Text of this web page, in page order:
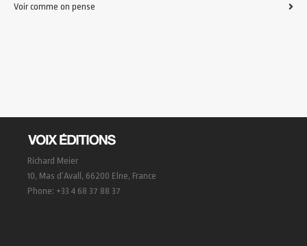
Voir comme on pense
Richard Meier
10, Mas d’Avall, 66200 Elne, France
Phone: +33 4 68 37 88 37